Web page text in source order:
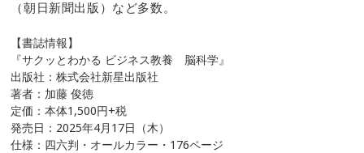
（朝日新聞出版）など多数。
【書誌情報】
『サクッとわかる ビジネス教養 脳科学』
出版社：株式会社新星出版社
著者：加藤 俊徳
定価：本体1,500円+税
発売日： 2025年4月 17日（木）
仕様：四六判・オールカラー・ 176ページ